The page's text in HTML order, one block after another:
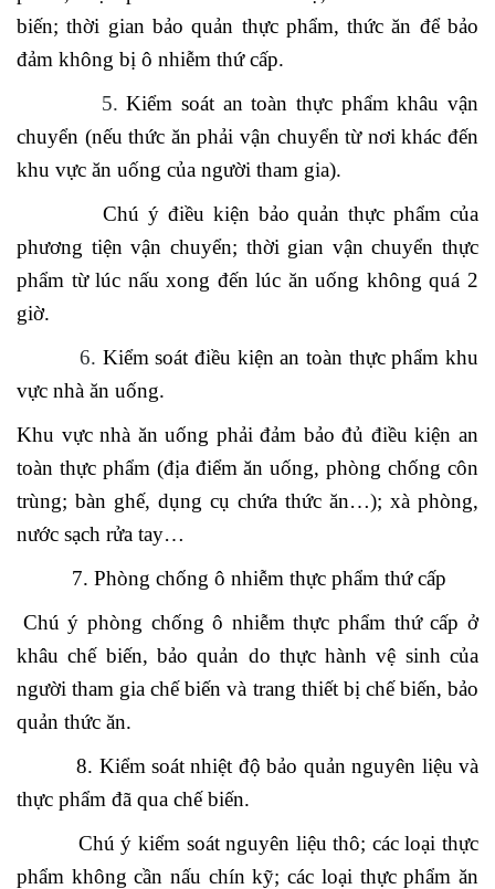
biến; thời gian bảo quản thực phẩm, thức ăn để bảo
đảm không bị ô nhiễm thứ cấp.
5. Kiểm soát an toàn thực phẩm khâu vận
chuyển (nếu thức ăn phải vận chuyển từ nơi khác đến
khu vực ăn uống của người tham gia).
Chú ý điều kiện bảo quản thực phẩm của
phương tiện vận chuyển; thời gian vận chuyển thực
phẩm từ lúc nấu xong đến lúc ăn uống không quá 2
giờ.
6. Kiểm soát điều kiện an toàn thực phẩm khu
vực nhà ăn uống.
Khu vực nhà ăn uống phải đảm bảo đủ điều kiện an
toàn thực phẩm (địa điểm ăn uống, phòng chống côn
trùng; bàn ghế, dụng cụ chứa thức ăn…); xà phòng,
nước sạch rửa tay…
7. Phòng chống ô nhiễm thực phẩm thứ cấp
Chú ý phòng chống ô nhiễm thực phẩm thứ cấp ở
khâu chế biến, bảo quản do thực hành vệ sinh của
người tham gia chế biến và trang thiết bị chế biến, bảo
quản thức ăn.
8. Kiểm soát nhiệt độ bảo quản nguyên liệu và
thực phẩm đã qua chế biến.
Chú ý kiểm soát nguyên liệu thô; các loại thực
phẩm không cần nấu chín kỹ; các loại thực phẩm ăn